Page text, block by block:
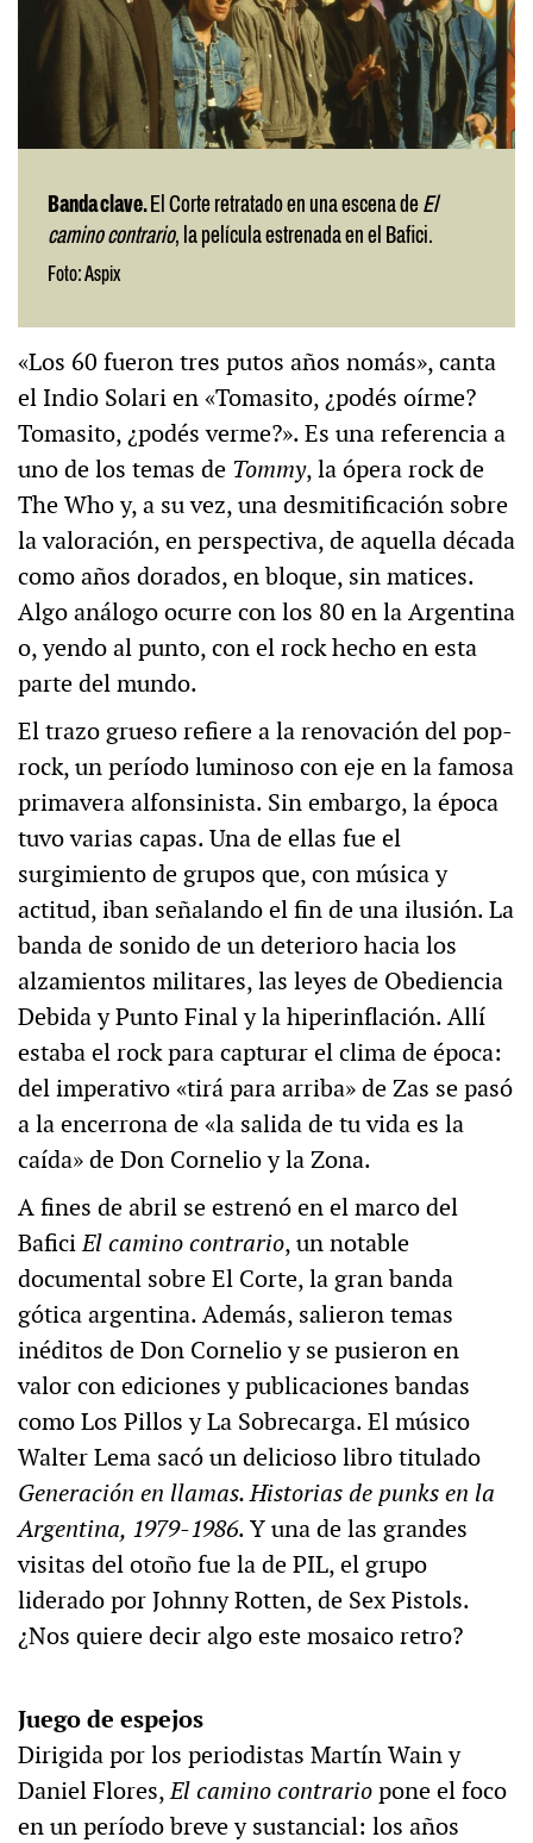
Banda clave. El Corte retratado en una escena de El
camino contrario, la película estrenada en el Bafici.
Foto: Aspix
«Los 60 fueron tres putos años nomás», canta
el Indio Solari en «Tomasito, ¿podés oírme?
Tomasito, ¿podés verme?». Es una referencia a
uno de los temas de Tommy, la ópera rock de
The Who y, a su vez, una desmitificación sobre
la valoración, en perspectiva, de aquella década
como años dorados, en bloque, sin matices.
Algo análogo ocurre con los 80 en la Argentina
o, yendo al punto, con el rock hecho en esta
parte del mundo.
El trazo grueso refiere a la renovación del pop-
rock, un período luminoso con eje en la famosa
primavera alfonsinista. Sin embargo, la época
tuvo varias capas. Una de ellas fue el
surgimiento de grupos que, con música y
actitud, iban señalando el fin de una ilusión. La
banda de sonido de un deterioro hacia los
alzamientos militares, las leyes de Obediencia
Debida y Punto Final y la hiperinflación. Allí
estaba el rock para capturar el clima de época:
del imperativo «tirá para arriba» de Zas se pasó
a la encerrona de «la salida de tu vida es la
caída» de Don Cornelio y la Zona.
A fines de abril se estrenó en el marco del
BaficiEl camino contrario, un notable
documental sobre El Corte, la gran banda
gótica argentina. Además, salieron temas
inéditos de Don Cornelio y se pusieron en
valor con ediciones y publicaciones bandas
como Los Pillos y La Sobrecarga. El músico
Walter Lema sacó un delicioso libro titulado
Generación en llamas. Historias de punks en la
Argentina, 1979-1986. Y una de las grandes
visitas del otoño fue la de PIL, el grupo
liderado por Johnny Rotten, de Sex Pistols.
¿Nos quiere decir algo este mosaico retro?
Juego de espejos
Dirigida por los periodistas Martín Wain y
Daniel Flores,El camino contrariopone el foco
en un período breve y sustancial: los años